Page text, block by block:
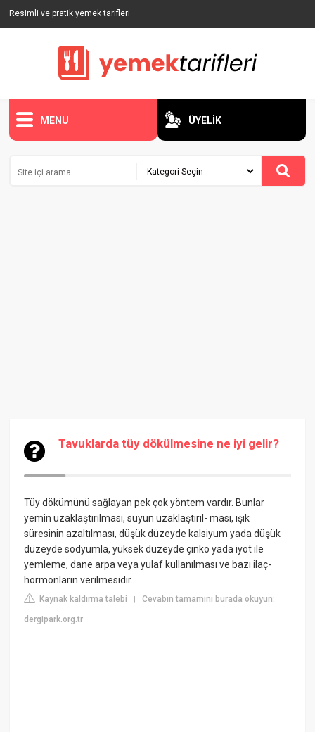
Resimli ve pratik yemek tarifleri
MENU ÜYELİK
Tavuklarda tüy dökülmesine ne iyi gelir?
Tüy dökümünü sağlayan pek çok yöntem vardır. Bunlar
yemin uzaklaştırılması, suyun uzaklaştırıl- ması, ışık
süresinin azaltılması, düşük düzeyde kalsiyum yada düşük
düzeyde sodyumla, yüksek düzeyde çinko yada iyot ile
yemleme, dane arpa veya yulaf kullanılması ve bazı ilaç-
hormonların verilmesidir.
Kaynak kaldırma talebi |Cevabın tamamını burada okuyun:
dergipark.org.tr